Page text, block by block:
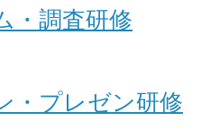
・調査研修
・プレゼン研修